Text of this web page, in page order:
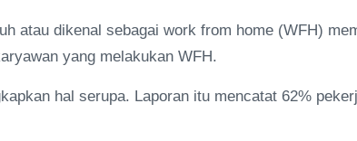
atau dikenal sebagai work from home (WFH)
yang melakukan WFH.
hal serupa. Laporan itu mencatat 62%